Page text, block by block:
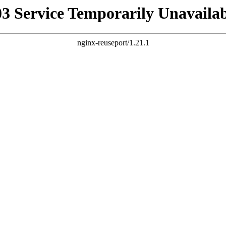
Service Temporarily
nginx-reuseport/1.21.1